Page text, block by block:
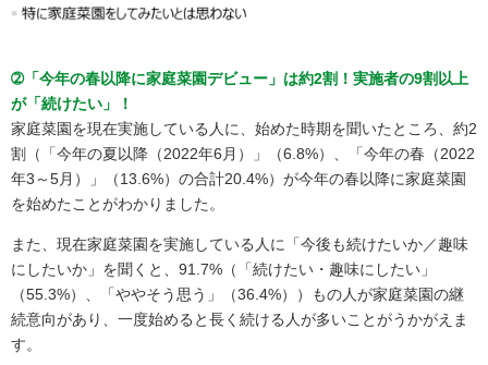
➁「今年の春以降に家庭菜園デビュー」は約2割！実施者の9割以上
が「続けたい」！
家庭菜園を現在実施している人に、始めた時期を聞いたところ、約2
割（「今年の夏以降（2022年6月）」（6.8%）、「今年の春（2022
年3～5月）」（13.6%）の合計20.4%）が今年の春以降に家庭菜園
を始めたことがわかりました。
また、現在家庭菜園を実施している人に「今後も続けたいか／趣味
にしたいか」を聞くと、91.7%（「続けたい・趣味にしたい」
（55.3%）、「ややそう思う」（36.4%））もの人が家庭菜園の継
続意向があり、一度始めると長く続ける人が多いことがうかがえま
す。